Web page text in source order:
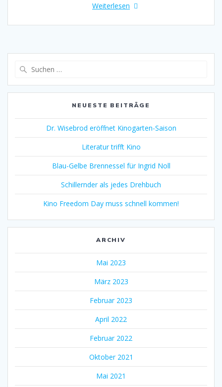
Weiterlesen
NEUESTE BEITRÄGE
Dr. Wisebrod eröffnet Kinogarten-Saison
Literatur trifft Kino
Blau-Gelbe Brennessel für Ingrid Noll
Schillernder als jedes Drehbuch
Kino Freedom Day muss schnell kommen!
ARCHIV
Mai 2023
März 2023
Februar 2023
April 2022
Februar 2022
Oktober 2021
Mai 2021